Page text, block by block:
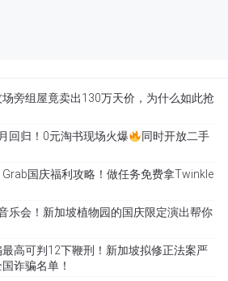
旁组屋竟卖出130万天价，为什么如此抢
回归！0元淘书现场火爆
同时开放二手
国庆福利攻略！做任务免费拿Twinkle
乐会！新加坡植物园的国庆限定演出帮你
高可判12下鞭刑！新加坡拟修正法案严
诈骗名单！